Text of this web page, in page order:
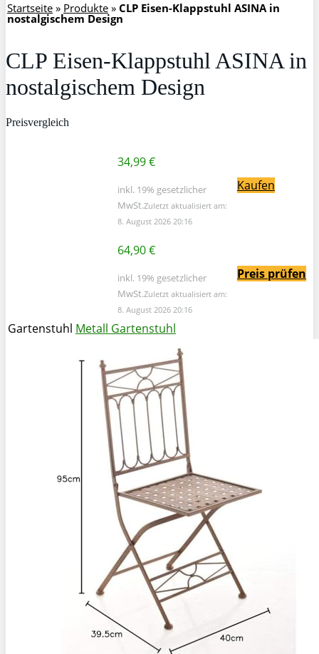
Startseite » Produkte » CLP Eisen-Klappstuhl ASINA in
nostalgischem Design
CLP Eisen-Klappstuhl ASINA in
nostalgischem Design
Preisvergleich
34,99 €
inkl. 19% gesetzlicher
MwSt.Zuletzt aktualisiert am:
8. August 2026 20:16
Kaufen
64,90 €
inkl. 19% gesetzlicher
MwSt.Zuletzt aktualisiert am:
8. August 2026 20:16
Preis prüfen
Gartenstuhl Metall Gartenstuhl